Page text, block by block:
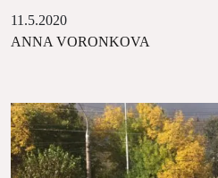
11.5.2020
ANNA VORONKOVA